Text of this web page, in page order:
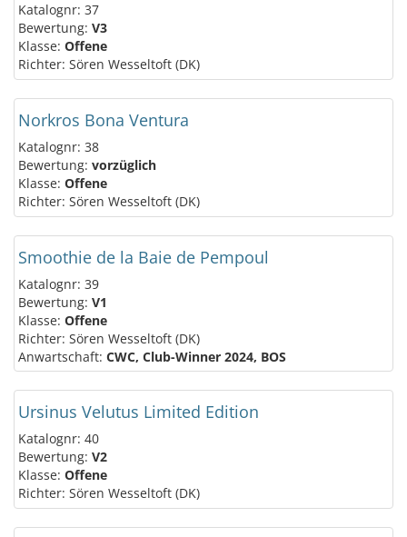
Katalognr: 37
Bewertung: V3
Klasse: Offene
Richter: Sören Wesseltoft (DK)
Norkros Bona Ventura
Katalognr: 38
Bewertung: vorzüglich
Klasse: Offene
Richter: Sören Wesseltoft (DK)
Smoothie de la Baie de Pempoul
Katalognr: 39
Bewertung: V1
Klasse: Offene
Richter: Sören Wesseltoft (DK)
Anwartschaft: CWC, Club-Winner 2024, BOS
Ursinus Velutus Limited Edition
Katalognr: 40
Bewertung: V2
Klasse: Offene
Richter: Sören Wesseltoft (DK)